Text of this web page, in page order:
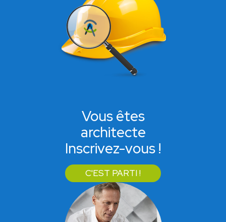
Vous êtes
architecte
Inscrivez-vous !
C'EST PARTI !